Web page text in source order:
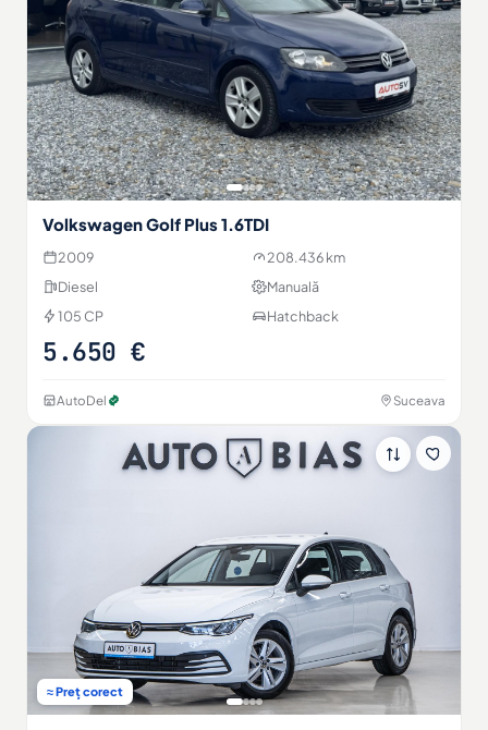
Volkswagen Golf Plus 1.6TDI
2009
208.436 km
Diesel
Manuală
105 CP
Hatchback
5.650 €
AutoDel Suceava
≈ Preț corect